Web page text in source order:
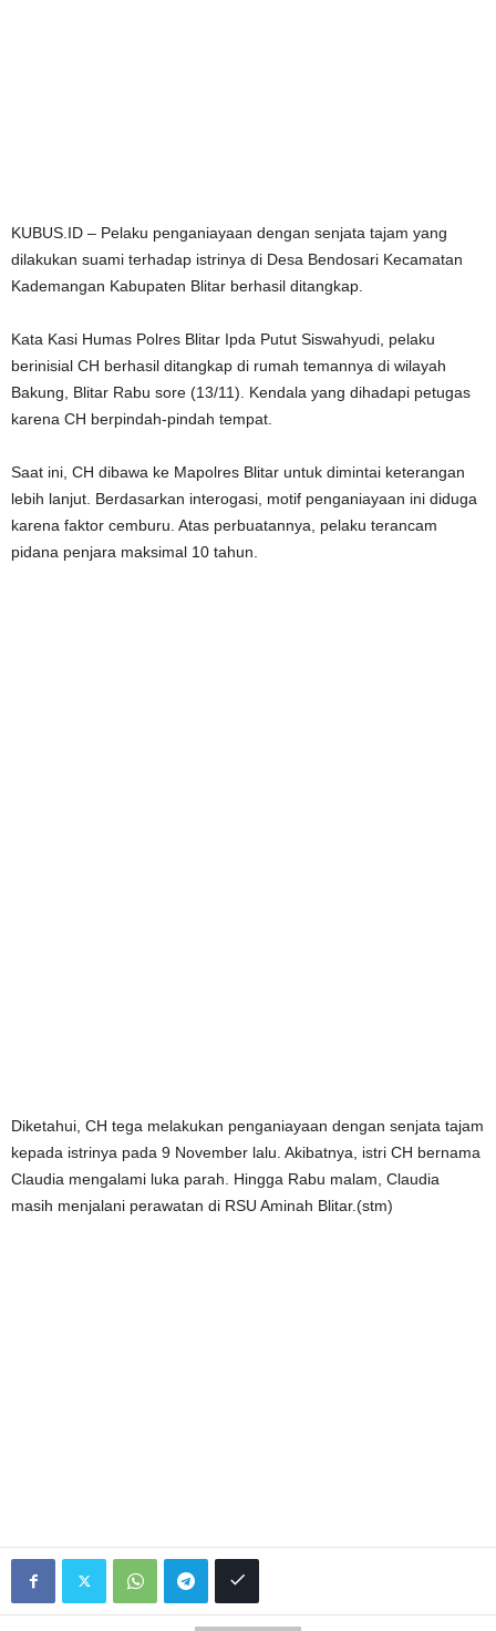
KUBUS.ID – Pelaku penganiayaan dengan senjata tajam yang
dilakukan suami terhadap istrinya di Desa Bendosari Kecamatan
Kademangan Kabupaten Blitar berhasil ditangkap.
Kata Kasi Humas Polres Blitar Ipda Putut Siswahyudi, pelaku
berinisial CH berhasil ditangkap di rumah temannya di wilayah
Bakung, Blitar Rabu sore (13/11). Kendala yang dihadapi petugas
karena CH berpindah-pindah tempat.
Saat ini, CH dibawa ke Mapolres Blitar untuk dimintai keterangan
lebih lanjut. Berdasarkan interogasi, motif penganiayaan ini diduga
karena faktor cemburu. Atas perbuatannya, pelaku terancam
pidana penjara maksimal 10 tahun.
Diketahui, CH tega melakukan penganiayaan dengan senjata tajam
kepada istrinya pada 9 November lalu. Akibatnya, istri CH bernama
Claudia mengalami luka parah. Hingga Rabu malam, Claudia
masih menjalani perawatan di RSU Aminah Blitar.(stm)